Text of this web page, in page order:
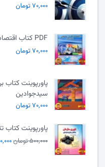
۷۰,۰۰۰ تومان
PDF کتاب اقتصاد بخش عمومی (مالیات ها)- پژویان
۷۰,۰۰۰ تومان
پاورپوینت کتاب
سیدجوادین
۷۰,۰۰۰ تومان
پاورپوینت کتاب
۵۰۰,۰۰۰ تومان